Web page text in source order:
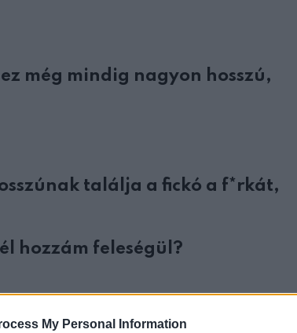
My Personal Information
még mindig nagyon hosszú,
találja a fickó a f*rkát,
hozzám feleségül?